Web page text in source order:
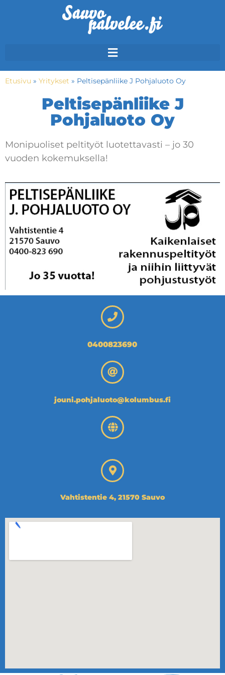
Etusivu » Yritykset » Peltisepänliike J Pohjaluoto Oy
Peltisepänliike J
Pohjaluoto Oy
Monipuoliset peltityöt luotettavasti – jo 30
vuoden kokemuksella!
0400823690
jouni.pohjaluoto@kolumbus.fi
Vahtistentie 4, 21570 Sauvo